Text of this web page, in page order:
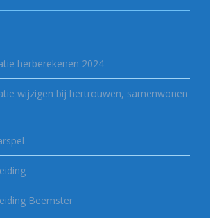
herberekenen 2024
wijzigen bij hertrouwen, samenwonen
Beemster